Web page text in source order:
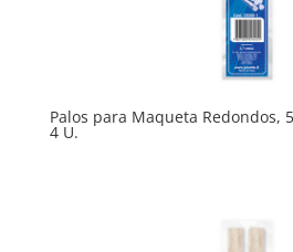
Palos para Maqueta Redondos,
4 U.